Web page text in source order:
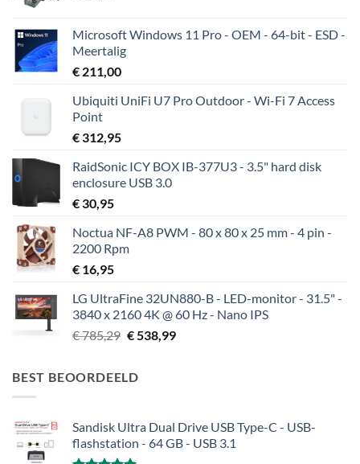
Microsoft Windows 11 Pro - OEM - 64-bit - ESD -
Meertalig
€ 211,00
Ubiquiti UniFi U7 Pro Outdoor - Wi-Fi 7 Access
Point
€ 312,95
RaidSonic ICY BOX IB-377U3 - 3.5" hard disk
enclosure USB 3.0
€ 30,95
Noctua NF-A8 PWM - 80 x 80 x 25 mm - 4 pin -
2200 Rpm
€ 16,95
LG UltraFine 32UN880-B - LED-monitor - 31.5" -
3840 x 2160 4K @ 60 Hz - Nano IPS
€785,29 Oorspronkelijke
€ 785,29.
€538,99Huidige
BEST BEOORDEELD
Sandisk Ultra Dual Drive USB Type-C - USB-
flashstation - 64 GB - USB 3.1